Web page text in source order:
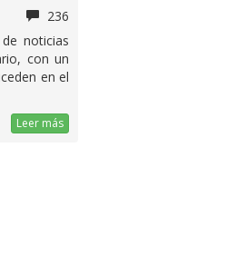
236
noticias
con un
en el
Leer más